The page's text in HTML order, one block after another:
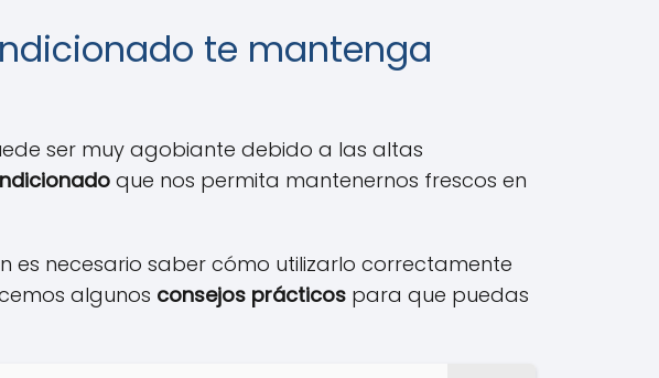
te mantenga
ser muy agobiante debido a las altas
que nos permita mantenernos frescos en
es necesario saber cómo utilizarlo correctamente
algunos consejos prácticos para que puedas